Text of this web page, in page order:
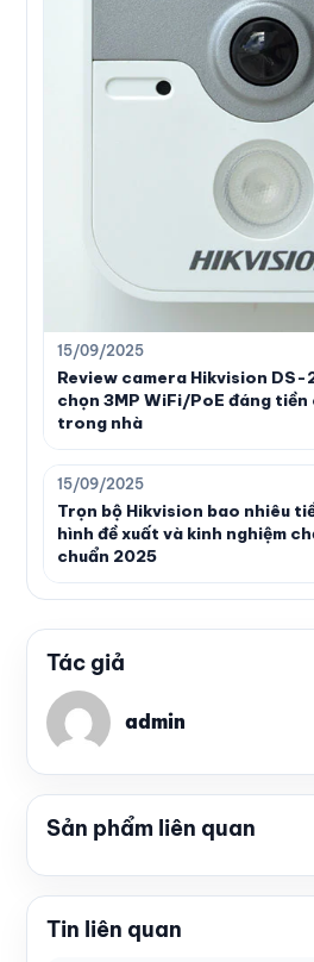
15/09/2025
Review camera Hikvision
chọn 3MP WiFi/PoE đáng
trong nhà
15/09/2025
Trọn bộ Hikvision bao nhiêu
hình đề xuất và kinh nghiệm
chuẩn 2025
Tác giả
admin
Sản phẩm liên quan
Tin liên quan